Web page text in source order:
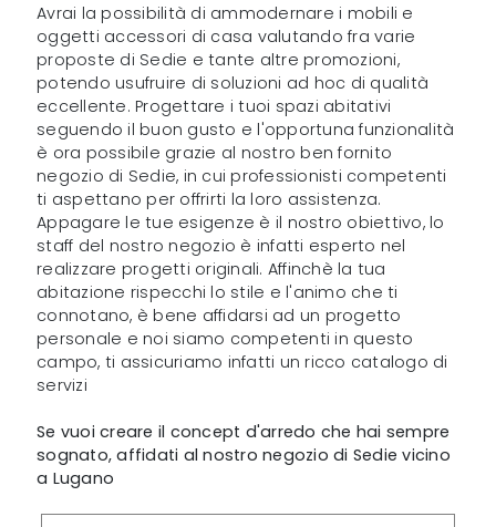
Avrai la possibilità di ammodernare i mobili e
oggetti accessori di casa valutando fra varie
proposte di Sedie e tante altre promozioni,
potendo usufruire di soluzioni ad hoc di qualità
eccellente. Progettare i tuoi spazi abitativi
seguendo il buon gusto e l'opportuna funzionalità
è ora possibile grazie al nostro ben fornito
negozio di Sedie, in cui professionisti competenti
ti aspettano per offrirti la loro assistenza.
Appagare le tue esigenze è il nostro obiettivo, lo
staff del nostro negozio è infatti esperto nel
realizzare progetti originali. Affinchè la tua
abitazione rispecchi lo stile e l'animo che ti
connotano, è bene affidarsi ad un progetto
personale e noi siamo competenti in questo
campo, ti assicuriamo infatti un ricco catalogo di
servizi
Se vuoi creare il concept d'arredo che hai sempre
sognato, affidati al nostro negozio di Sedie vicino
a Lugano